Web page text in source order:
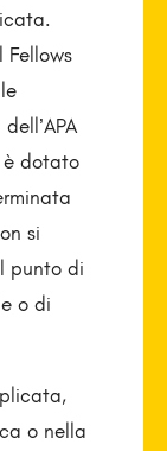
Fellows
è dotato
si
punto di
o di
o nella